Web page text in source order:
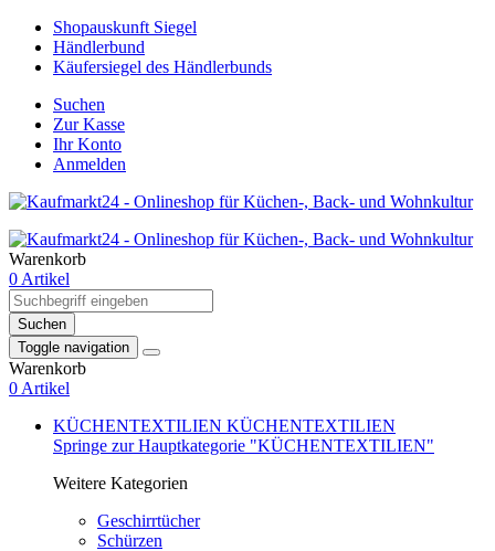
Shopauskunft Siegel
Händlerbund
Käufersiegel des Händlerbunds
Suchen
Zur Kasse
Ihr Konto
Anmelden
Warenkorb
0 Artikel
Suchen
Toggle navigation
Warenkorb
0 Artikel
KÜCHENTEXTILIEN KÜCHENTEXTILIEN
Springe zur Hauptkategorie "KÜCHENTEXTILIEN"
Weitere Kategorien
Geschirrtücher
Schürzen